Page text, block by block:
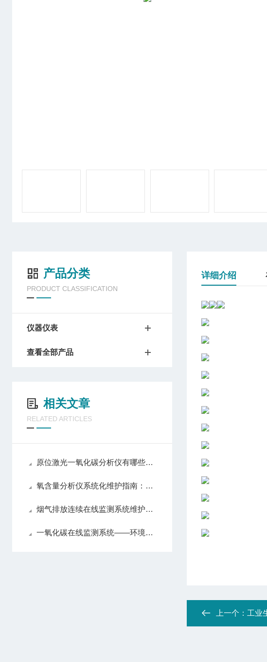
产品分类
PRODUCT CLASSIFICATION
仪器仪表
查看全部产品
相关文章
RELATED ARTICLES
原位激光一氧化碳分析仪有哪些亮眼的功能特色呢？
氧含量分析仪系统化维护指南：日常保养解析
烟气排放连续在线监测系统维护方法
一氧化碳在线监测系统——环境监测的智能守护者
详细介绍
上一个： 工业生